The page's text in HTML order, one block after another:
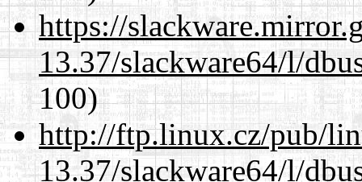
https://
13.37/slackware64/l/
100)
http://ftp.linux.cz/pub/
13.37/slackware64/l/